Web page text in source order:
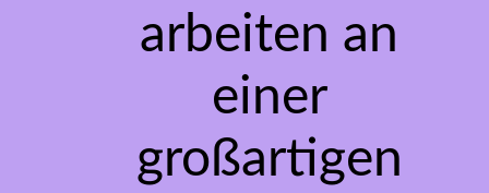
arbeiten an
einer
großartigen